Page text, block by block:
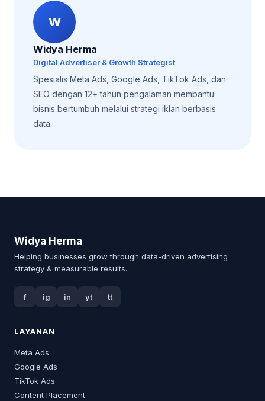
W
Widya Herma
Digital Advertiser & Growth Strategist
Spesialis Meta Ads, Google Ads, TikTok Ads, dan
SEO dengan 12+ tahun pengalaman membantu
bisnis bertumbuh melalui strategi iklan berbasis
data.
Widya Herma
Helping businesses grow through data-driven advertising
strategy & measurable results.
f ig in yt tt
LAYANAN
Meta Ads
Google Ads
TikTok Ads
Content Placement